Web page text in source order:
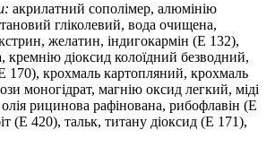
акрилатний сополімер, алюмінію
гліколевий, вода очищена,
желатин, індигокармін (E 132),
кремнію діоксид колоїдний безводний,
170), крохмаль картопляний, крохмаль
моногідрат, магнію оксид легкий, міді
рицинова рафінована, рибофлавін (Е
(Е 420), тальк, титану діоксид (Е 171),